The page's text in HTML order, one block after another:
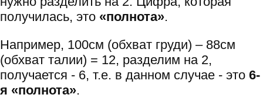
получилась, это «полнота».
Например, 100см (обхват груди) – 88см
(обхват талии) = 12, разделим на 2,
получается - 6, т.е. в данном случае - это 6-
я «полнота».